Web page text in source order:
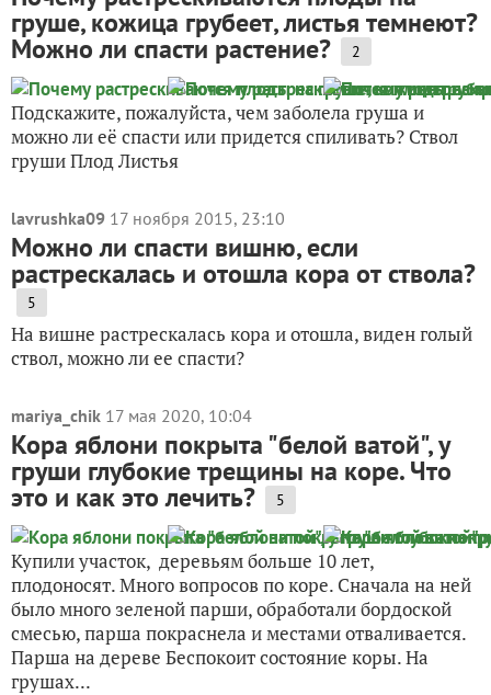
груше, кожица грубеет, листья темнеют?
Можно ли спасти растение? 2
Подскажите, пожалуйста, чем заболела груша и
можно ли её спасти или придется спиливать? Ствол
груши Плод Листья
lavrushka09 17 ноября 2015, 23:10
Можно ли спасти вишню, если
растрескалась и отошла кора от ствола?
5
На вишне растрескалась кора и отошла, виден голый
ствол, можно ли ее спасти?
mariya_chik 17 мая 2020, 10:04
Кора яблони покрыта "белой ватой", у
груши глубокие трещины на коре. Что
это и как это лечить? 5
Купили участок, деревьям больше 10 лет,
плодоносят. Много вопросов по коре. Сначала на ней
было много зеленой парши, обработали бордоской
смесью, парша покраснела и местами отваливается.
Парша на дереве Беспокоит состояние коры. На
грушах...